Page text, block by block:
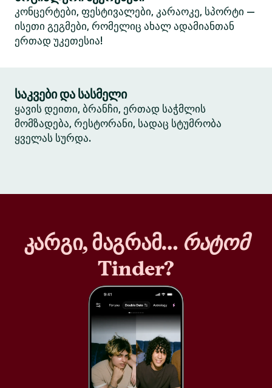
კონცერტები, ფესტივალები, კარაოკე, სპორტი —
ისეთი გეგმები, რომელიც ახალ ადამიანთან
ერთად უკეთესია!
საკვები და სასმელი
ყავის დეითი, ბრანჩი, ერთად საჭმლის
მომზადება, რესტორანი, სადაც სტუმრობა
ყველას სურდა.
კარგი, მაგრამ… რატომ
Tinder?